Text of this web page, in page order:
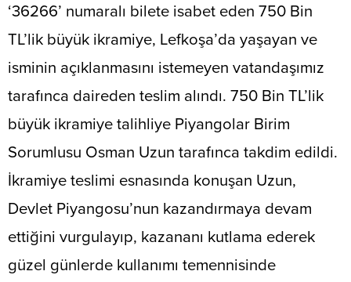
‘36266’ numaralı bilete isabet eden 750 Bin
TL’lik büyük ikramiye, Lefkoşa’da yaşayan ve
isminin açıklanmasını istemeyen vatandaşımız
tarafınca daireden teslim alındı. 750 Bin TL’lik
büyük ikramiye talihliye Piyangolar Birim
Sorumlusu Osman Uzun tarafınca takdim edildi.
İkramiye teslimi esnasında konuşan Uzun,
Devlet Piyangosu’nun kazandırmaya devam
ettiğini vurgulayıp, kazananı kutlama ederek
güzel günlerde kullanımı temennisinde